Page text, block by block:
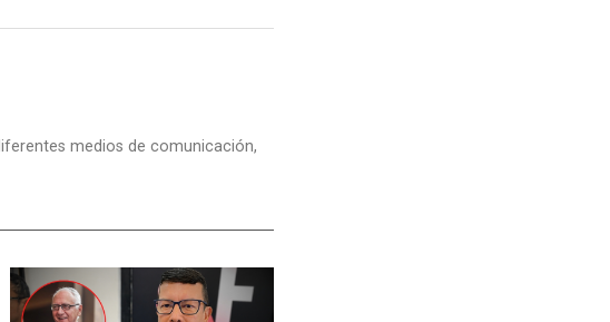
medios de comunicación,